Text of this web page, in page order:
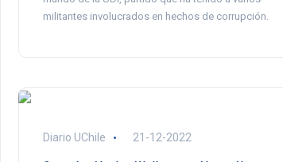
militantes involucrados en hechos de corrupción.
Diario UChile 21-12-2022